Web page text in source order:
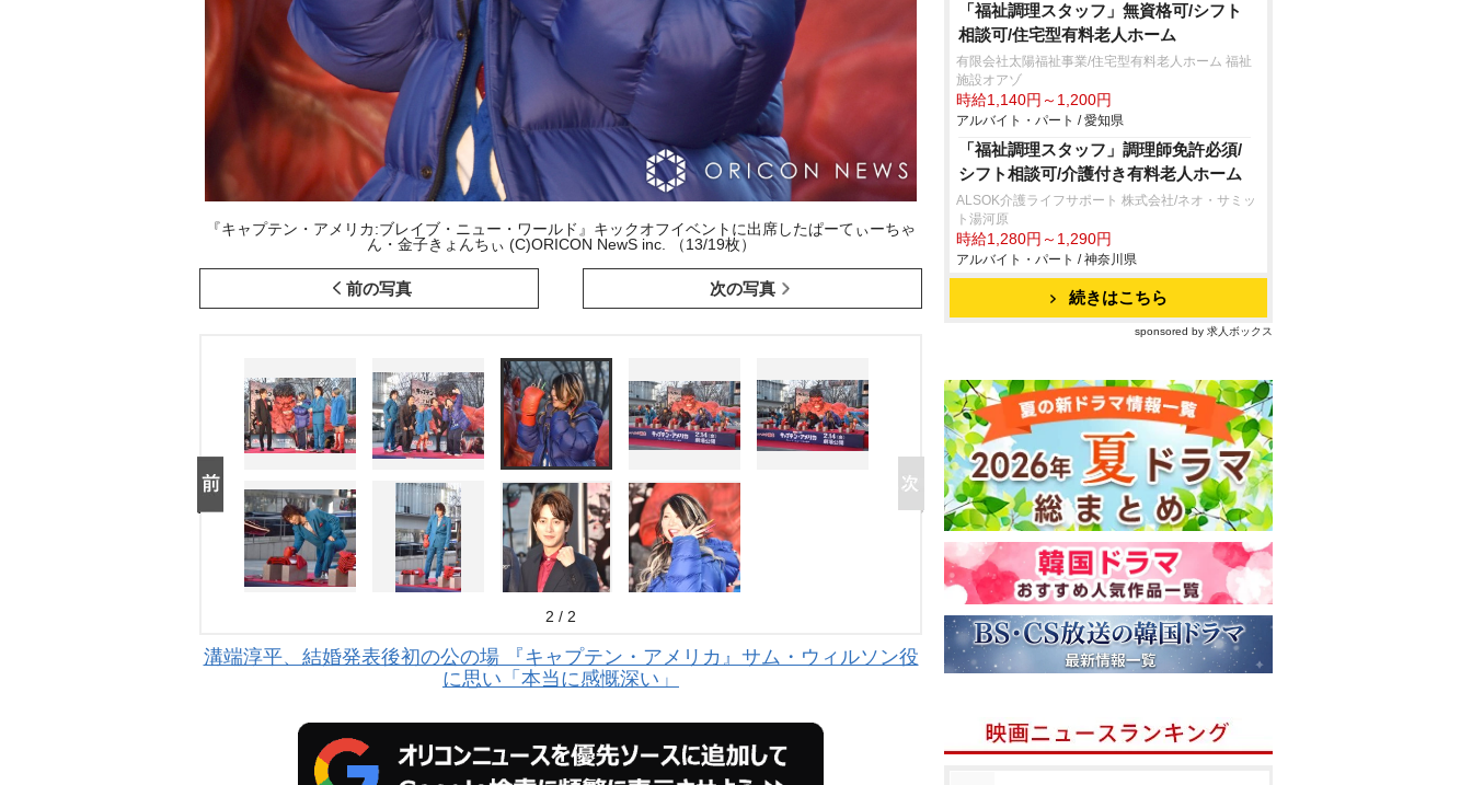
『キャプテン・アメリカ:ブレイブ・ニュー・ワールド』キックオフイベントに出席したぱーてぃーちゃ
ん・金子きょんちぃ (C)ORICON NewS inc. （13/19枚）
前の写真 次の写真
2 / 2
溝端淳平、結婚発表後初の公の場 『キャプテン・アメリカ』サム・ウィルソン役
に思い「本当に感慨深い」
「福祉調理スタッフ」無資格可/シフト
相談可/住宅型有料老人ホーム
有限会社太陽福祉事業/住宅型有料老人ホーム 福祉
施設オアゾ
時給1,140円～1,200円
アルバイト・パート / 愛知県
「福祉調理スタッフ」調理師免許必須/
シフト相談可/介護付き有料老人ホーム
ALSOK介護ライフサポート 株式会社/ネオ・サミッ
ト湯河原
時給1,280円～1,290円
アルバイト・パート / 神奈川県
続きはこちら
sponsored by 求人ボックス